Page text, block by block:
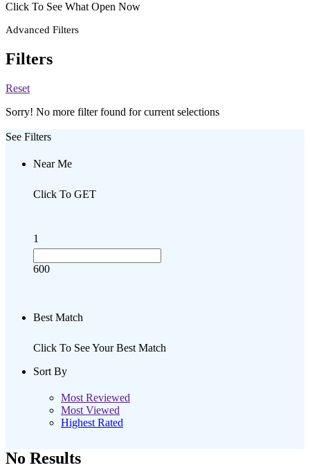
Click To See What Open Now
Advanced Filters
Filters
Reset
Sorry! No more filter found for current selections
See Filters
Near Me
Click To GET
1
600
Best Match
Click To See Your Best Match
Sort By
Most Reviewed
Most Viewed
Highest Rated
No Results